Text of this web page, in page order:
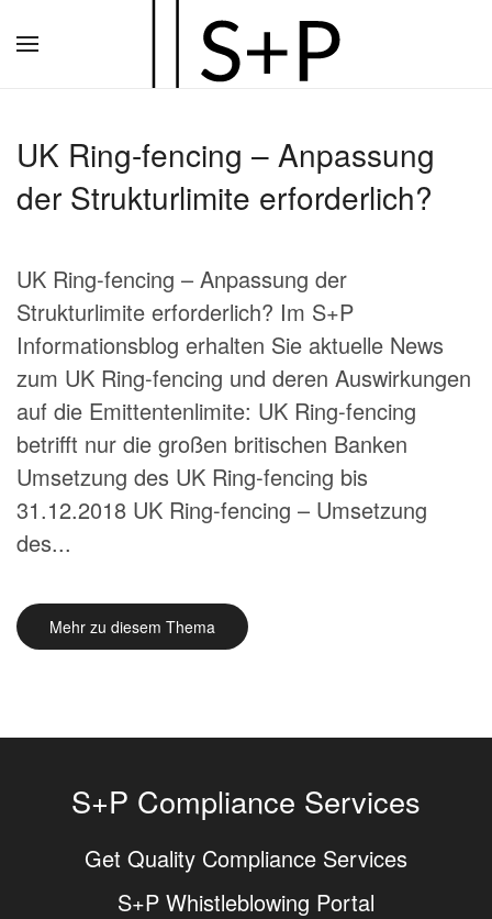
Hauptinhalt
UK Ring-fencing – Anpassung
der Strukturlimite erforderlich?
UK Ring-fencing – Anpassung der
Strukturlimite erforderlich? Im S+P
Informationsblog erhalten Sie aktuelle News
zum UK Ring-fencing und deren Auswirkungen
auf die Emittentenlimite: UK Ring-fencing
betrifft nur die großen britischen Banken
Umsetzung des UK Ring-fencing bis
31.12.2018 UK Ring-fencing – Umsetzung
des...
Mehr zu diesem Thema
S+P Compliance Services
Get Quality Compliance Services
S+P Whistleblowing Portal